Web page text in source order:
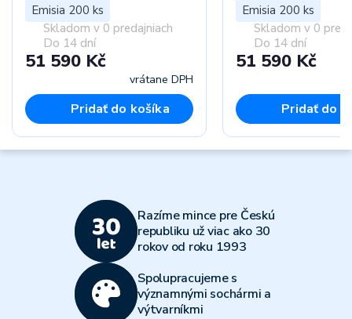
Emisia 200 ks
Skladom v 0 predajniach
Do 14 dní
51 590 Kč
vrátane DPH
Pridať do košíka
Emisia 200 ks
Skladom v 0
Do 14 dní
51 590 Kč
Pridať do
Razíme mince pre Českú
republiku už viac ako 30
rokov od roku 1993
Spolupracujeme s
významnými sochármi a
výtvarníkmi